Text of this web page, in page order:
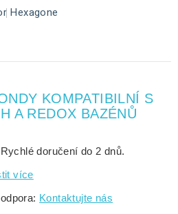
Hexagone
KOMPATIBILNÍ S
A REDOX BAZÉNŮ
doručení do 2 dnů.
více
Kontaktujte nás